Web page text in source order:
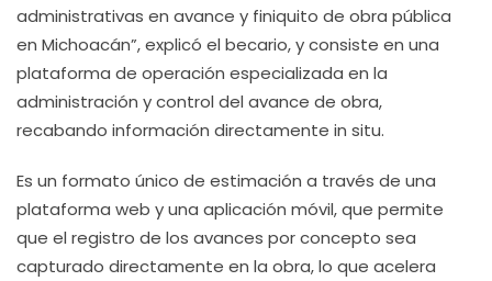
administrativas en avance y finiquito de obra pública
en Michoacán”, explicó el becario, y consiste en una
plataforma de operación especializada en la
administración y control del avance de obra,
recabando información directamente in situ.
Es un formato único de estimación a través de una
plataforma web y una aplicación móvil, que permite
que el registro de los avances por concepto sea
capturado directamente en la obra, lo que acelera